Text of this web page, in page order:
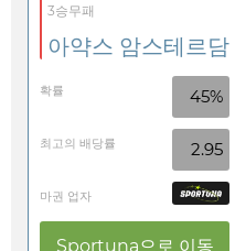
3승무패
아약스 암스테르담
확률 45%
최고의 배당률 2.95
마권 업자
Sportuna으로 이동